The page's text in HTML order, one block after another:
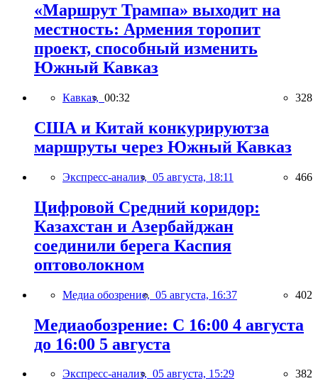
«Маршрут Трампа» выходит на
местность: Армения торопит
проект, способный изменить
Южный Кавказ
Кавказ, 00:32 328
США и Китай конкурируютза
маршруты через Южный Кавказ
Экспресс-анализ, 05 августа, 18:11 466
Цифровой Средний коридор:
Казахстан и Азербайджан
соединили берега Каспия
оптоволокном
Медиа обозрение, 05 августа, 16:37 402
Медиаобозрение: С 16:00 4 августа
до 16:00 5 августа
Экспресс-анализ, 05 августа, 15:29 382